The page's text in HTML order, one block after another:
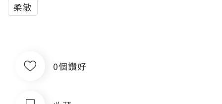
柔敏
0個讚好